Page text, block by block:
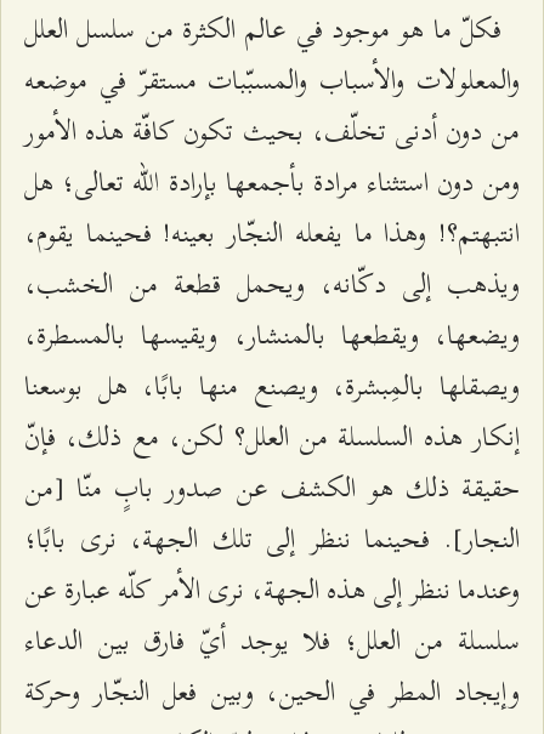
فكلّ ما هو موجود في عالم الكثرة من سلسل العلل
والمعلولات والأسباب والمسبّبات مستقرّ في موضعه
من دون أدنى تخلّف، بحيث تكون كافّة هذه الأمور
ومن دون استثناء مرادة بأجمعها بإرادة الله تعالى؛ هل
انتبهتم؟! وهذا ما يفعله النجّار بعينه! فحينما يقوم،
ويذهب إلى دكّانه، ويحمل قطعة من الخشب،
ويضعها، ويقطعها بالمنشار، ويقيسها بالمسطرة،
ويصقلها بالمِبشرة، ويصنع منها بابًا، هل بوسعنا
إنكار هذه السلسلة من العلل؟ لكن، مع ذلك، فإنّ
حقيقة ذلك هو الكشف عن صدور بابٍ منّا [من
النجار]. فحينما ننظر إلى تلك الجهة، نرى بابًا؛
وعندما ننظر إلى هذه الجهة، نرى الأمر كلّه عبارة عن
سلسلة من العلل؛ فلا يوجد أيّ فارق بين الدعاء
وإيجاد المطر في الحين، وبين فعل النجّار وحركة